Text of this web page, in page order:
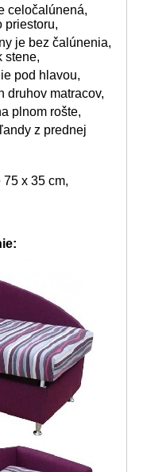
celočalúnená,
priestoru,
je bez čalúnenia,
stene,
pod hlavou,
druhov matracov,
plnom rošte,
z prednej
x 35 cm,